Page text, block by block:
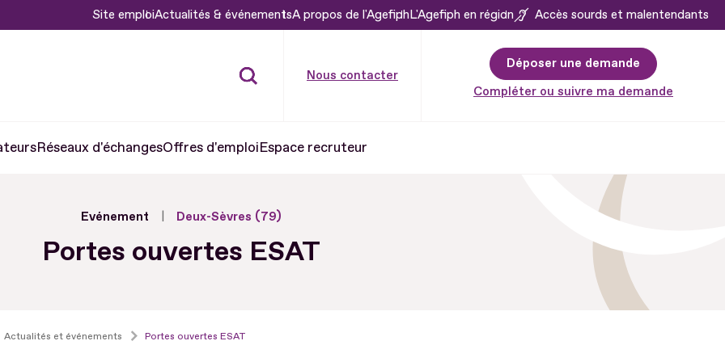
Site emploiActualités & événementsA propos de l'AgefiphL'Agefiph en région Accès sourds et malentendants
Nous contacter
Déposer une demande
Compléter ou suivre ma demande
Réseaux d'échangesOffres d'emploiEspace recruteur
Evénement Deux-Sèvres (79)
Portes ouvertes ESAT
Actualités et événements Portes ouvertes ESAT